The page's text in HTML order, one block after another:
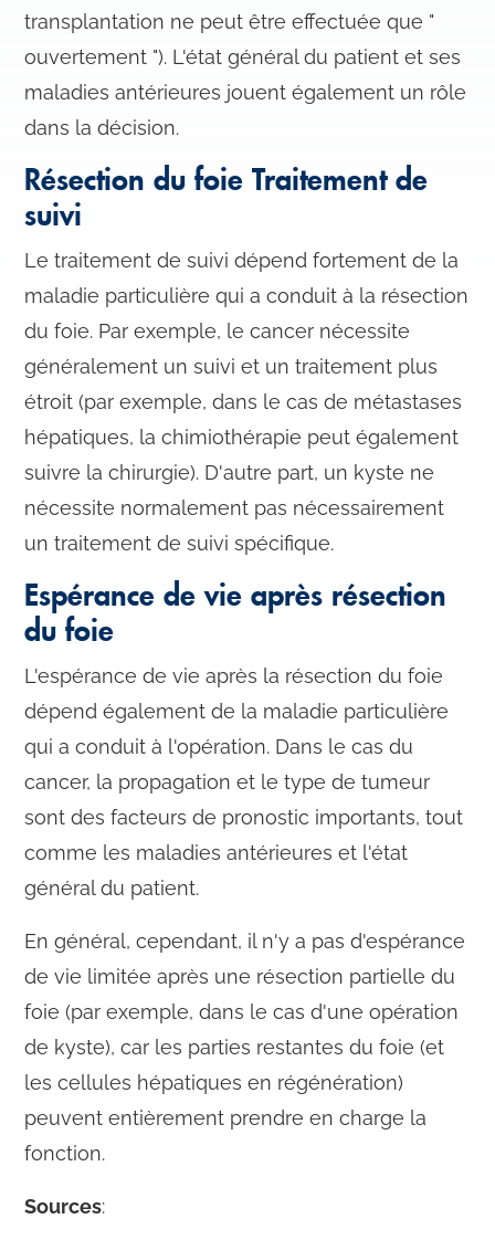
transplantation ne peut être effectuée que "
ouvertement "). L'état général du patient et ses
maladies antérieures jouent également un rôle
dans la décision.
Résection du foie Traitement de
suivi
Le traitement de suivi dépend fortement de la
maladie particulière qui a conduit à la résection
du foie. Par exemple, le cancer nécessite
généralement un suivi et un traitement plus
étroit (par exemple, dans le cas de métastases
hépatiques, la chimiothérapie peut également
suivre la chirurgie). D'autre part, un kyste ne
nécessite normalement pas nécessairement
un traitement de suivi spécifique.
Espérance de vie après résection
du foie
L'espérance de vie après la résection du foie
dépend également de la maladie particulière
qui a conduit à l'opération. Dans le cas du
cancer, la propagation et le type de tumeur
sont des facteurs de pronostic importants, tout
comme les maladies antérieures et l'état
général du patient.
En général, cependant, il n'y a pas d'espérance
de vie limitée après une résection partielle du
foie (par exemple, dans le cas d'une opération
de kyste), car les parties restantes du foie (et
les cellules hépatiques en régénération)
peuvent entièrement prendre en charge la
fonction.
Sources: